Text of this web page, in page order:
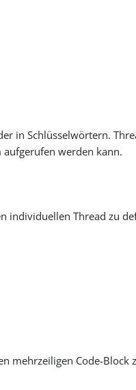
in Schlüsselwörtern.
werden kann.
individuellen Thread zu
mehrzeiligen Code-